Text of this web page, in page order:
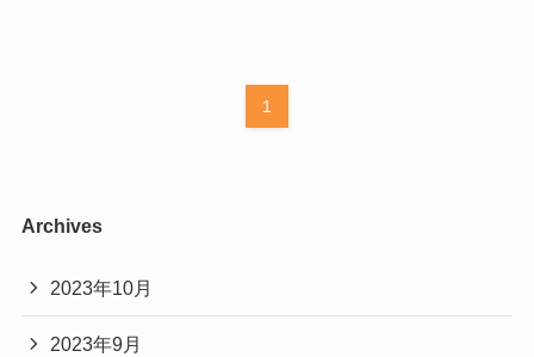
1
Archives
2023年10月
2023年9月